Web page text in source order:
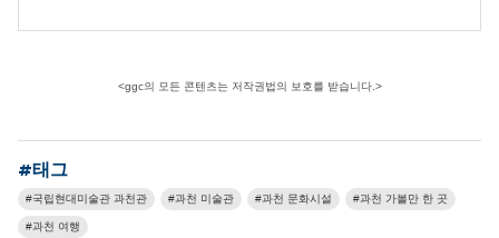
<ggc의 모든 콘텐츠는 저작권법의 보호를 받습니다.>
#태그
국립현대미술관 과천관 과천 미술관 과천 문화시설 과천 가볼만 한 곳
과천 여행